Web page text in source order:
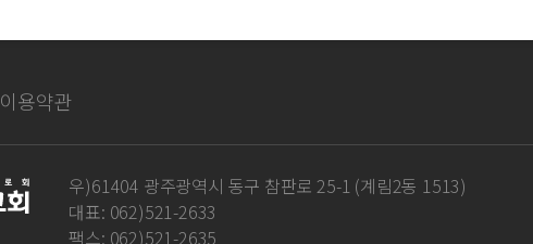
이용약관
우)61404 광주광역시 동구 참판로 25-1 (계림2동 1513)
대표: 062)521-2633
팩스: 062)521-2635